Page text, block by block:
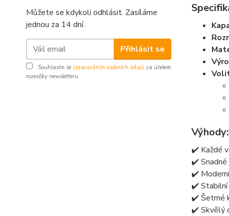
Můžete se kdykoli odhlásit. Zasíláme
jednou za 14 dní.
Přihlásit se
Souhlasím se zpracováním osobních údajů za účelem
rozesílky newsletteru.
Výhody:
✔️ Každé
✔️ Snadné
✔️
✔️ Stabilní
✔️ Šetrné
✔️ Skvělý